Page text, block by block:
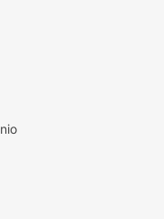
uso. Em caso
atendimento
os olhos,
do sol. U
e